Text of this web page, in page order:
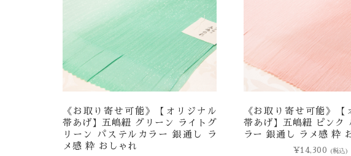
《お取り寄せ可能》【オリジナル
帯あげ】五嶋紐 グリーン ライトグ
リーン パステルカラー 銀通し ラ
メ感 粋 おしゃれ
《お取り寄せ可能》【
帯あげ】五嶋紐 ピンク
ラー 銀通し ラメ感 粋
¥ 14,300 (税込)